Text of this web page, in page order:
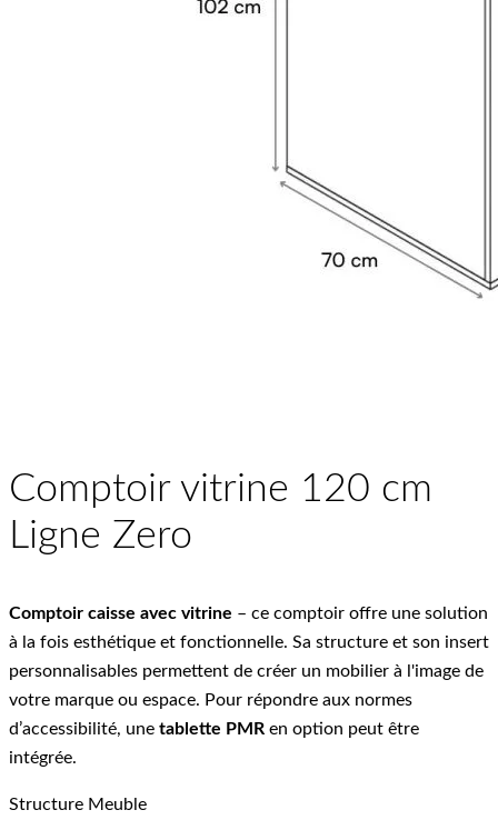
Comptoir vitrine 120 cm
Ligne Zero
Comptoir caisse avec vitrine – ce comptoir offre une solution
à la fois esthétique et fonctionnelle. Sa structure et son insert
personnalisables permettent de créer un mobilier à l'image de
votre marque ou espace. Pour répondre aux normes
d’accessibilité, une tablette PMR en option peut être
intégrée.
Structure Meuble